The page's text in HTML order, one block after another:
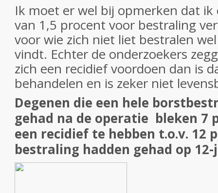
Ik moet er wel bij opmerken dat ik
van 1,5 procent voor bestraling
voor wie zich niet liet bestralen
vindt. Echter de onderzoekers
zich een recidief voordoen dan is
behandelen en is zeker niet
Degenen die een hele
gehad na de operatie bleken 7
een recidief te hebben t.o.v. 12
bestraling hadden gehad op